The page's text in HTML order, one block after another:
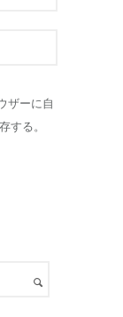
ザーに自
する。